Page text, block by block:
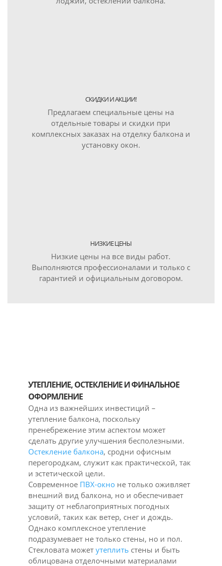
СКИДКИ И АКЦИИ!
Предлагаем специальные цены на
отдельные товары и скидки при
комплексных заказах на отделку балкона и
установку окон.
НИЗКИЕ ЦЕНЫ
Низкие цены на все виды работ.
Выполняются профессионалами и только с
гарантией и официальным договором.
УТЕПЛЕНИЕ, ОСТЕКЛЕНИЕ И ФИНАЛЬНОЕ
ОФОРМЛЕНИЕ
Одна из важнейших инвестиций –
утепление балкона, поскольку
пренебрежение этим аспектом может
сделать другие улучшения бесполезными.
Остекление балкона, сродни офисным
перегородкам, служит как практической, так
и эстетической цели.
Современное ПВХ-окноне только оживляет
внешний вид балкона, но и обеспечивает
защиту от неблагоприятных погодных
условий, таких как ветер, снег и дождь.
Однако комплексное утепление
подразумевает не только стены, но и пол.
Стекловата может утеплить стены и быть
облицована отделочными материалами